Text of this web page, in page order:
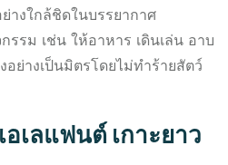
างใกล้ชิดในบรรยากาศ
รรม เช่น ให้อาหาร เดินเล่น อาบ
ย่างเป็นมิตรโดยไม่ทำร้ายสัตว์
เลแฟนต์ เกาะยาว